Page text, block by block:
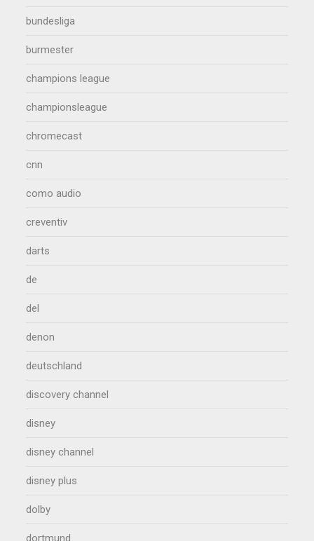
bundesliga
burmester
champions league
championsleague
chromecast
cnn
como audio
creventiv
darts
de
del
denon
deutschland
discovery channel
disney
disney channel
disney plus
dolby
dortmund